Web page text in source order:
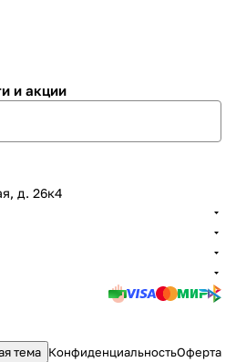
и акции
д. 26к4
тема КонфиденциальностьОферта